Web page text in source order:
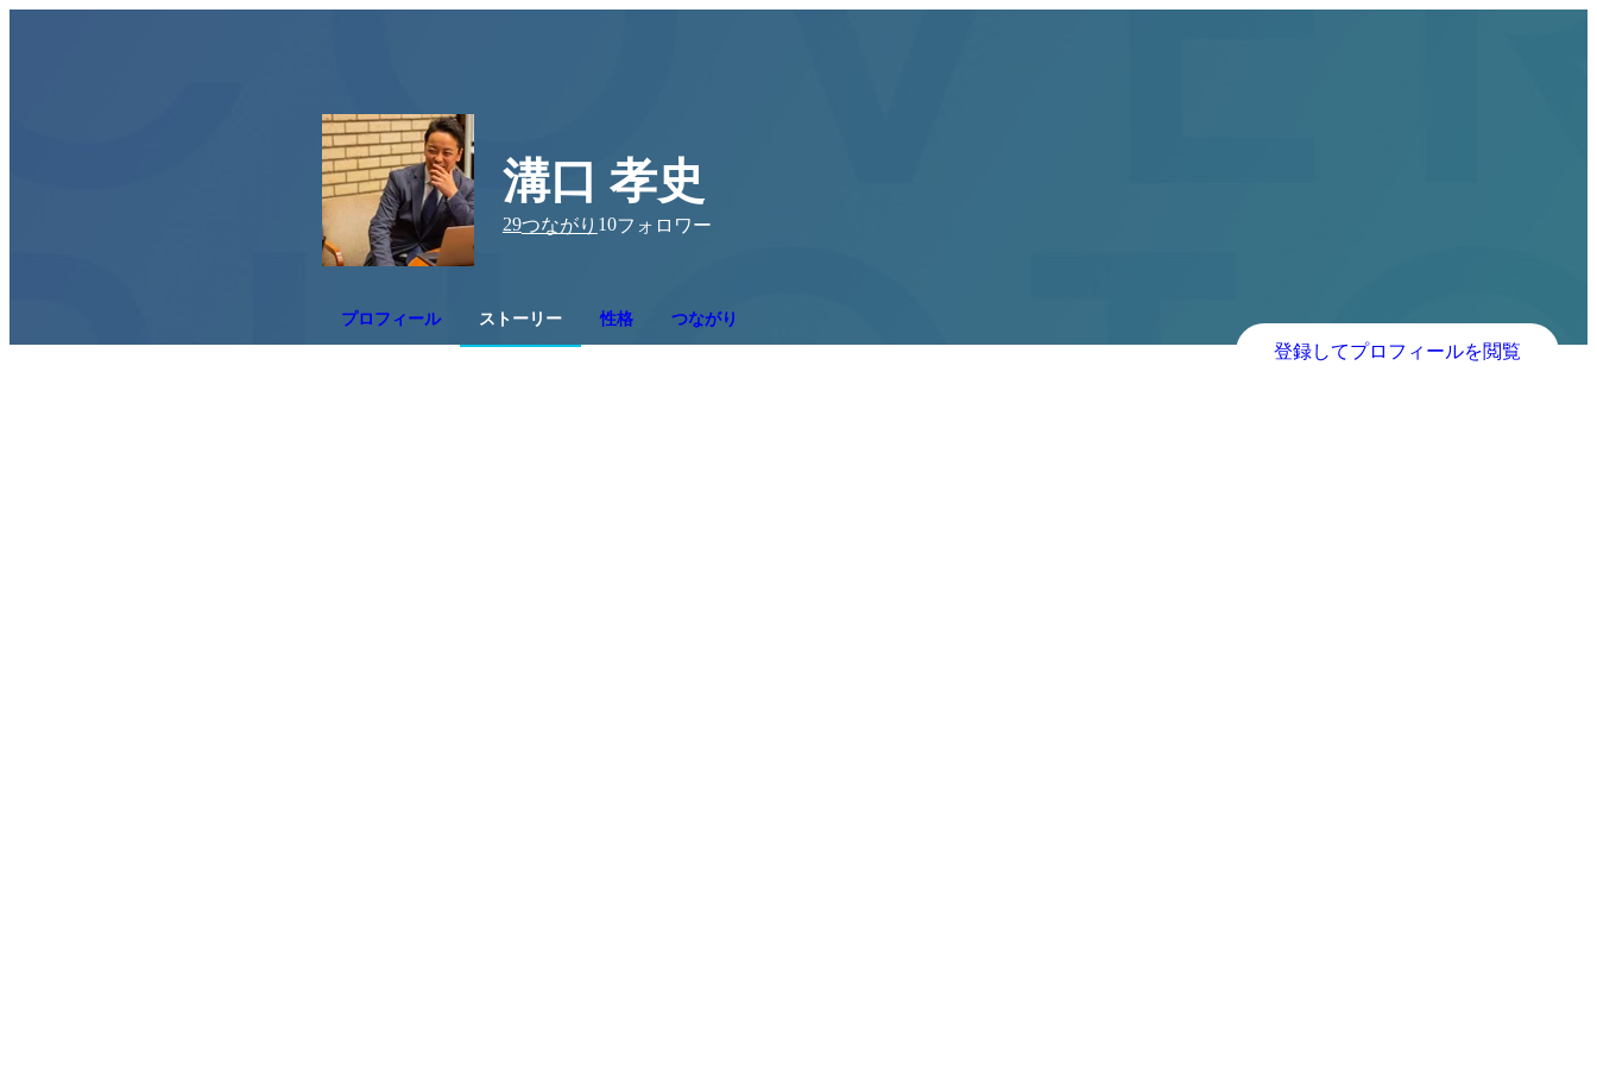
溝口 孝史
29つながり 10フォロワー
プロフィール ストーリー 性格 つながり
登録してプロフィールを閲覧